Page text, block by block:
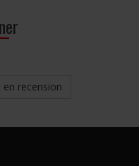
recension